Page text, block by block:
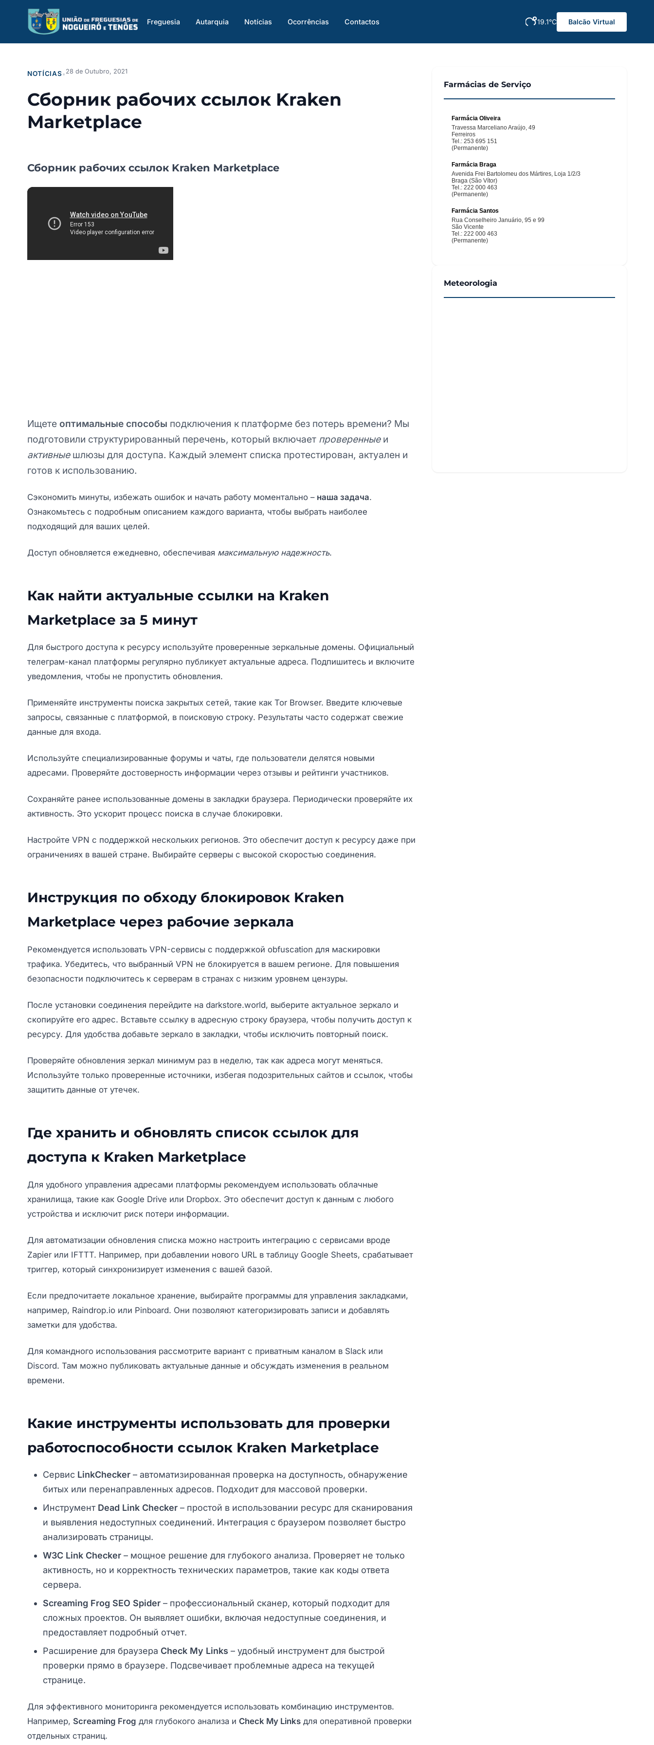
Freguesia Autarquia Notícias Ocorrências Contactos 19.1°C Balcão Virtual
NOTÍCIAS• 28 de Outubro, 2021
Сборник рабочих ссылок Kraken
Marketplace
Сборник рабочих ссылок Kraken Marketplace
Ищете оптимальные способы подключения к платформе без потерь времени? Мы
подготовили структурированный перечень, который включает проверенныеи
активныешлюзы для доступа. Каждый элемент списка протестирован, актуален и
готов к использованию.
Сэкономить минуты, избежать ошибок и начать работу моментально – наша задача.
Ознакомьтесь с подробным описанием каждого варианта, чтобы выбрать наиболее
подходящий для ваших целей.
Доступ обновляется ежедневно, обеспечивая максимальную надежность.
Как найти актуальные ссылки на Kraken
Marketplace за 5 минут
Для быстрого доступа к ресурсу используйте проверенные зеркальные домены. Официальный
телеграм-канал платформы регулярно публикует актуальные адреса. Подпишитесь и включите
уведомления, чтобы не пропустить обновления.
Применяйте инструменты поиска закрытых сетей, такие как Tor Browser. Введите ключевые
запросы, связанные с платформой, в поисковую строку. Результаты часто содержат свежие
данные для входа.
Используйте специализированные форумы и чаты, где пользователи делятся новыми
адресами. Проверяйте достоверность информации через отзывы и рейтинги участников.
Сохраняйте ранее использованные домены в закладки браузера. Периодически проверяйте их
активность. Это ускорит процесс поиска в случае блокировки.
Настройте VPN с поддержкой нескольких регионов. Это обеспечит доступ к ресурсу даже при
ограничениях в вашей стране. Выбирайте серверы с высокой скоростью соединения.
Инструкция по обходу блокировок Kraken
Marketplace через рабочие зеркала
Рекомендуется использовать VPN-сервисы с поддержкой obfuscation для маскировки
трафика. Убедитесь, что выбранный VPN не блокируется в вашем регионе. Для повышения
безопасности подключитесь к серверам в странах с низким уровнем цензуры.
После установки соединения перейдите на darkstore.world, выберите актуальное зеркало и
скопируйте его адрес. Вставьте ссылку в адресную строку браузера, чтобы получить доступ к
ресурсу. Для удобства добавьте зеркало в закладки, чтобы исключить повторный поиск.
Проверяйте обновления зеркал минимум раз в неделю, так как адреса могут меняться.
Используйте только проверенные источники, избегая подозрительных сайтов и ссылок, чтобы
защитить данные от утечек.
Где хранить и обновлять список ссылок для
доступа к Kraken Marketplace
Для удобного управления адресами платформы рекомендуем использовать облачные
хранилища, такие как Google Drive или Dropbox. Это обеспечит доступ к данным с любого
устройства и исключит риск потери информации.
Для автоматизации обновления списка можно настроить интеграцию с сервисами вроде
Zapier или IFTTT. Например, при добавлении нового URL в таблицу Google Sheets, срабатывает
триггер, который синхронизирует изменения с вашей базой.
Если предпочитаете локальное хранение, выбирайте программы для управления закладками,
например, Raindrop.io или Pinboard. Они позволяют категоризировать записи и добавлять
заметки для удобства.
Для командного использования рассмотрите вариант с приватным каналом в Slack или
Discord. Там можно публиковать актуальные данные и обсуждать изменения в реальном
времени.
Какие инструменты использовать для проверки
работоспособности ссылок Kraken Marketplace
Сервис LinkChecker – автоматизированная проверка на доступность, обнаружение
битых или перенаправленных адресов. Подходит для массовой проверки.
Инструмент Dead Link Checker – простой в использовании ресурс для сканирования
и выявления недоступных соединений. Интеграция с браузером позволяет быстро
анализировать страницы.
W3C Link Checker – мощное решение для глубокого анализа. Проверяет не только
активность, но и корректность технических параметров, такие как коды ответа
сервера.
Screaming Frog SEO Spider – профессиональный сканер, который подходит для
сложных проектов. Он выявляет ошибки, включая недоступные соединения, и
предоставляет подробный отчет.
Расширение для браузера Check My Links – удобный инструмент для быстрой
проверки прямо в браузере. Подсвечивает проблемные адреса на текущей
странице.
Для эффективного мониторинга рекомендуется использовать комбинацию инструментов.
Например, Screaming Frog для глубокого анализа и Check My Links для оперативной проверки
отдельных страниц.
Farmácias de Serviço
Meteorologia